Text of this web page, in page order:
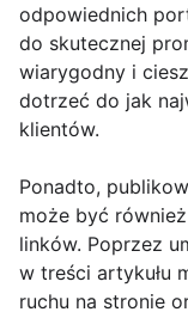
odpowiednich
do skutecznej
wiarygodny i
dotrzeć do jak
klientów.
Ponadto,
może być
linków. Poprzez
w treści artykułu
ruchu na stronie